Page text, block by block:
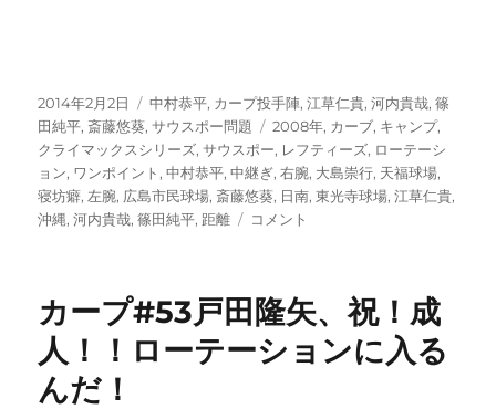
を
大
胆
予
想！
に
投
稿
日:
2014年2月2日
カ
テ
ゴ
リ
ー
中村恭平, カープ投手陣,江草仁貴,河内貴哉,篠
田純平, 斎藤悠葵,サウスポー問題
タ
グ
2008年, カーブ, キャンプ,
クライマックスシリーズ,サウスポー, レフティーズ, ローテーシ
ョン, ワンポイント ,中村恭平,中継ぎ,右腕, 大島崇行, 天福球場,
寝坊癖, 左腕, 広島市民球場, 斎藤悠葵, 日南,東光寺球場,江草仁貴,
沖縄,河内貴哉,篠田純平, 距離
頼
フ
ィ
コメント
カープ#53戸田隆矢、祝！成
人！！ローテーションに入る
んだ！